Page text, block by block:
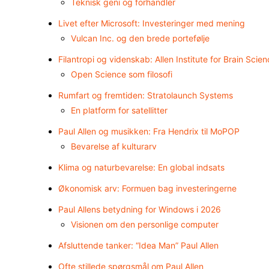
Teknisk geni og forhandler
Livet efter Microsoft: Investeringer med mening
Vulcan Inc. og den brede portefølje
Filantropi og videnskab: Allen Institute for Brain
Open Science som filosofi
Rumfart og fremtiden: Stratolaunch Systems
En platform for satellitter
Paul Allen og musikken: Fra Hendrix til MoPOP
Bevarelse af kulturarv
Klima og naturbevarelse: En global indsats
Økonomisk arv: Formuen bag investeringerne
Paul Allens betydning for Windows i 2026
Visionen om den personlige computer
Afsluttende tanker: “Idea Man” Paul Allen
Ofte stillede spørgsmål om Paul Allen